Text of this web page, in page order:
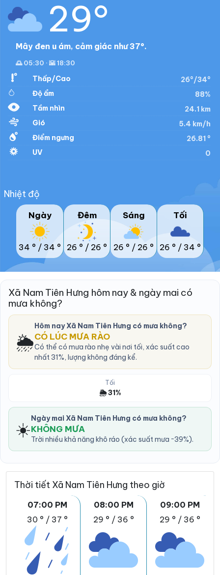
29°
Mây đen u ám, cảm giác như 37°.
🌅 05:30 · 🌇 18:30
Thấp/Cao
26°/34°
Độ ẩm
88%
Tầm nhìn
24.1 km
Gió
5.4 km/h
Điểm ngưng
26.81 °
UV
0
Nhiệt độ
Ngày
34 ° / 34 °
Đêm
26 ° / 26 °
Sáng
26 ° / 26 °
Tối
26 ° / 34 °
Xã Nam Tiên Hưng hôm nay & ngày mai có
mưa không?
🌦️
Hôm nay Xã Nam Tiên Hưng có mưa không?
CÓ LÚC MƯA RÀO
Có thể có mưa rào nhẹ vài nơi tối, xác suất cao
nhất 31%, lượng không đáng kể.
Tối
🌦️ 31%
☀️ Ngày mai Xã Nam Tiên Hưng có mưa không?
KHÔNG MƯA
Trời nhiều khả năng khô ráo (xác suất mưa ~39%).
Thời tiết Xã Nam Tiên Hưng theo giờ
07:00 PM
30 ° / 37 °
08:00 PM
29 ° / 36 °
09:00 PM
29 ° / 36 °